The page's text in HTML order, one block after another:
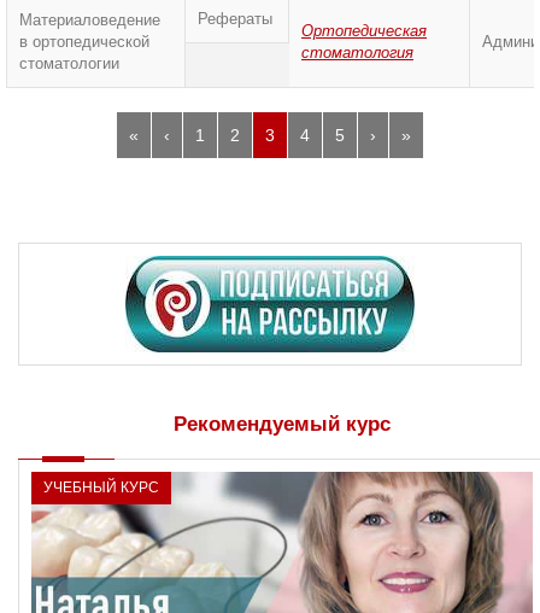
Материаловедение
в ортопедической
стоматологии
Рефераты
Ортопедическая
стоматология
« ‹ 1 2 3 4 5 › »
Рекомендуемый курс
УЧЕБНЫЙ КУРС